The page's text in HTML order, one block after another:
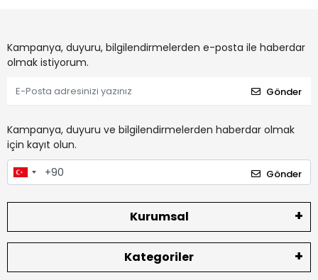
Kampanya, duyuru, bilgilendirmelerden e-posta ile haberdar
olmak istiyorum.
Gönder
Kampanya, duyuru ve bilgilendirmelerden haberdar olmak
için kayıt olun.
Gönder
Kurumsal
Kategoriler